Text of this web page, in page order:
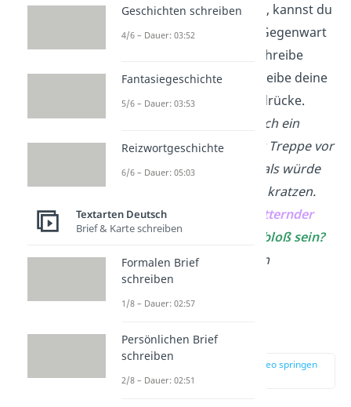
spannenderzu machen, kannst du
ausnahmsweise in die Gegenwart
) wechseln. Schreibe
kurze Sätzeund beschreibe deine
Gefühle und Sinneseindrücke.
ich ein
lautesRumpeln auf der Treppe vor
der Haustür. Es
, als würde
jemand an der Haustür kratzen.
„Hallo?“
zitternder
Stimme.Wer kann das bloß sein?
Hastig stehe ich auf, um
nachzusehen…
Schluss
zur Stelle im Video springen
Geschichten schreiben
4/6 – Dauer: 03:52
Fantasiegeschichte
5/6 – Dauer: 03:53
Reizwortgeschichte
6/6 – Dauer: 05:03
Textarten Deutsch
Brief & Karte schreiben
Formalen Brief
schreiben
1/8 – Dauer: 02:57
Persönlichen Brief
schreiben
2/8 – Dauer: 02:51